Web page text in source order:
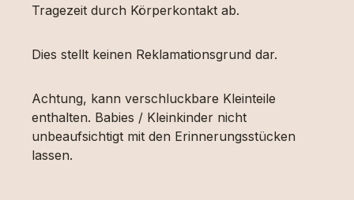
Tragezeit durch Körperkontakt ab.
Dies stellt keinen Reklamationsgrund dar.
Achtung, kann verschluckbare Kleinteile
enthalten. Babies / Kleinkinder nicht
unbeaufsichtigt mit den Erinnerungsstücken
lassen.